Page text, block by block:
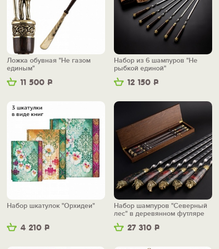
11 500 Р
Ложка обувная "Не газом
единым"
12 150 Р
Набор из 6 шампуров "Не
рыбкой единой"
4 210 Р
Набор шкатулок "Орхидеи"
27 310 Р
Набор шампуров "Северный
лес" в деревянном футляре